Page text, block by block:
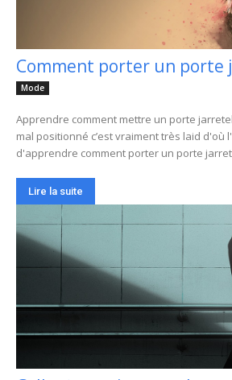
Comment porter un porte
Mode
Apprendre comment mettre un porte
mal positionné c’est vraiment très laid d'où
d'apprendre comment porter un porte
Lire la suite